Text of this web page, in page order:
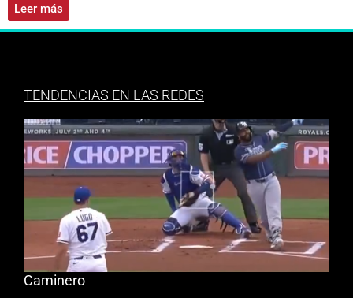
Leer más
TENDENCIAS EN LAS REDES
Caminero